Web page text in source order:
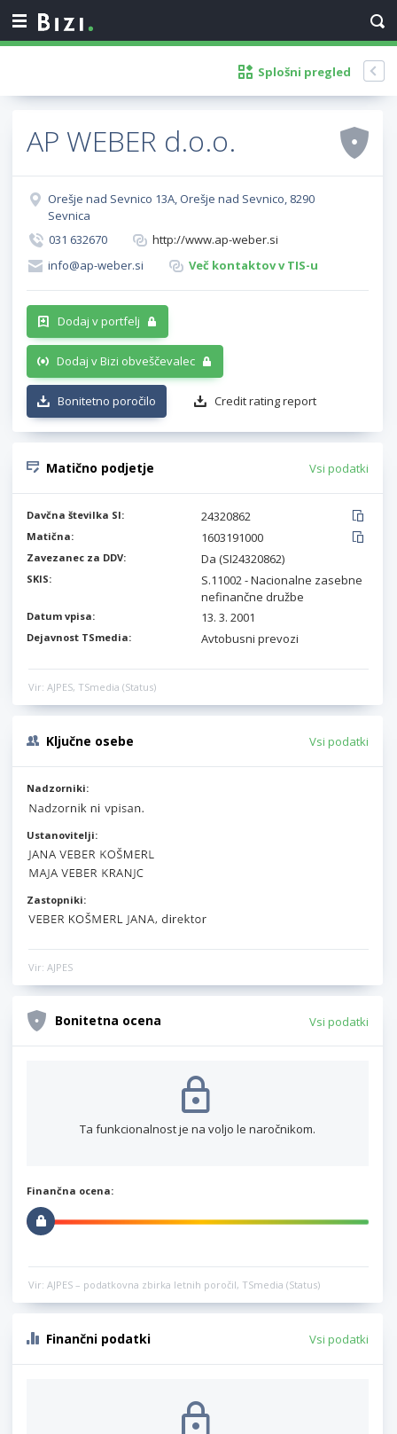
Splošni pregled
AP WEBER d.o.o.
Orešje nad Sevnico 13A, Orešje nad Sevnico, 8290
Sevnica
031 632670
http://www.ap-weber.si
info@ap-weber.si
Več kontaktov v TIS-u
Dodaj v portfelj
Dodaj v Bizi obveščevalec
Bonitetno poročilo Credit rating report
Matično podjetje Vsi podatki
Davčna številka SI: 24320862
Matična: 1603191000
Zavezanec za DDV: Da (SI24320862)
SKIS:
S.11002 - Nacionalne zasebne
nefinančne družbe
Datum vpisa: 13. 3. 2001
Dejavnost TSmedia: Avtobusni prevozi
Vir: AJPES, TSmedia (Status)
Ključne osebe Vsi podatki
Nadzorniki:
Ustanovitelji:
Zastopniki:
Vir: AJPES
Bonitetna ocena Vsi podatki
Ta funkcionalnost je na voljo le naročnikom.
Finančna ocena:
Vir: AJPES – podatkovna zbirka letnih poročil, TSmedia (Status)
Finančni podatki Vsi podatki